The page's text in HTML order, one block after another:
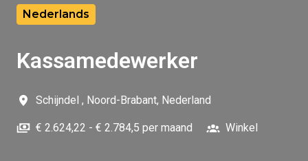
Nederlands
Kassamedewerker
Schijndel , Noord-Brabant, Nederland
€ 2.624,22 - € 2.784,5 per maand Winkel